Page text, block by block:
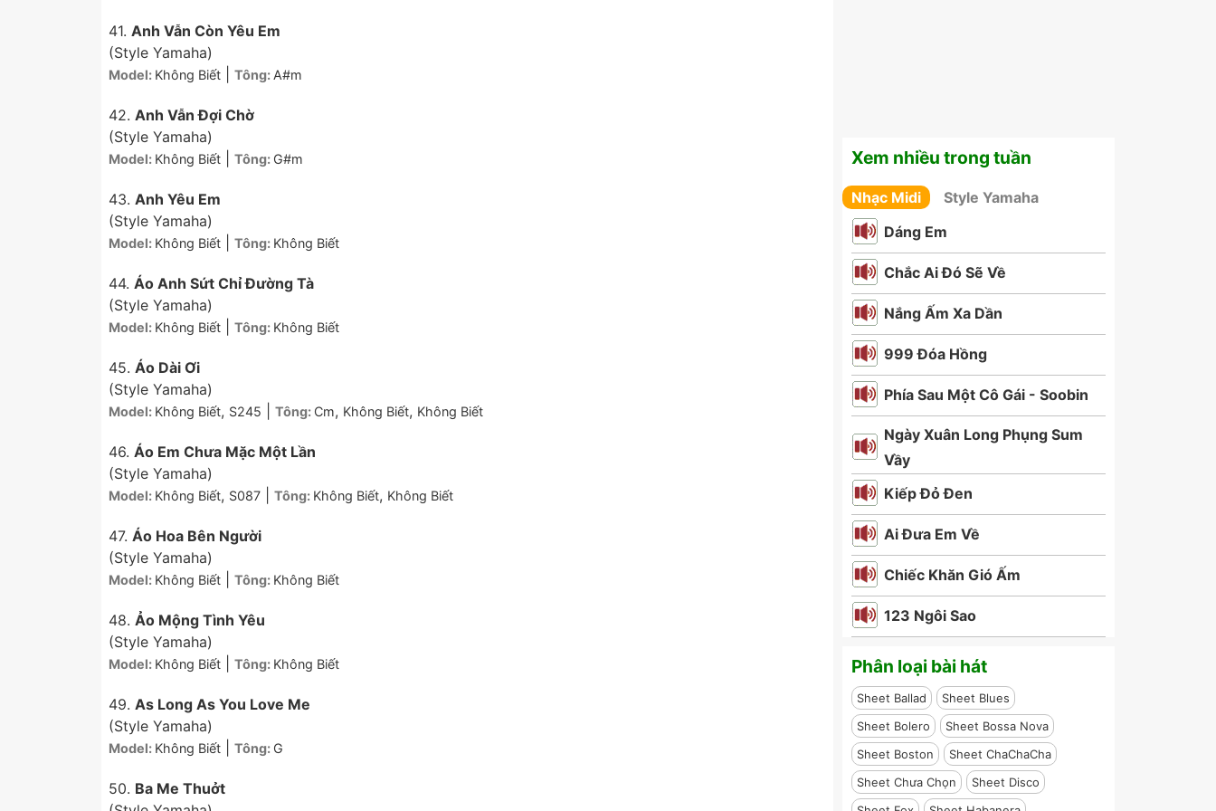
41. Anh Vẫn Còn Yêu Em
(Style Yamaha)
Model: Không Biết Tông: A#m
42. Anh Vẫn Đợi Chờ
(Style Yamaha)
Model: Không Biết Tông: G#m
43. Anh Yêu Em
(Style Yamaha)
Model: Không Biết Tông: Không Biết
44. Áo Anh Sứt Chỉ Đường Tà
(Style Yamaha)
Model: Không Biết Tông: Không Biết
45. Áo Dài Ơi
(Style Yamaha)
Model: Không Biết, S245 Tông: Cm, Không Biết, Không Biết
46. Áo Em Chưa Mặc Một Lần
(Style Yamaha)
Model: Không Biết, S087 Tông: Không Biết, Không Biết
47. Áo Hoa Bên Người
(Style Yamaha)
Model: Không Biết Tông: Không Biết
48. Ảo Mộng Tình Yêu
(Style Yamaha)
Model: Không Biết Tông: Không Biết
49. As Long As You Love Me
(Style Yamaha)
Model: Không Biết Tông: G
50. Ba Me Thuởt
Xem nhiều trong tuần
Nhạc Midi
Style Yamaha
Dáng Em
Chắc Ai Đó Sẽ Về
Nắng Ấm Xa Dần
999 Đóa Hồng
Phía Sau Một Cô Gái - Soobin
Ngày Xuân Long Phụng Sum
Vầy
Kiếp Đỏ Đen
Ai Đưa Em Về
Chiếc Khăn Gió Ấm
123 Ngôi Sao
Phân loại bài hát
Sheet Ballad
Sheet Blues
Sheet Bolero
Sheet Bossa Nova
Sheet Boston
Sheet ChaChaCha
Sheet Chưa Chọn
Sheet Disco